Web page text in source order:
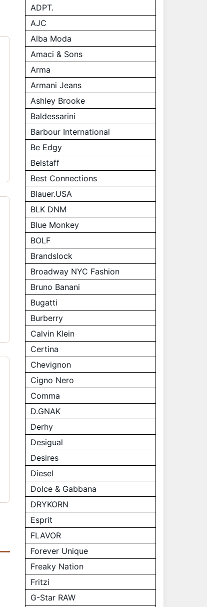
ADPT.
AJC
Alba Moda
Amaci & Sons
Arma
Armani Jeans
Ashley Brooke
Baldessarini
Barbour International
Be Edgy
Belstaff
Best Connections
Blauer.USA
BLK DNM
Blue Monkey
BOLF
Brandslock
Broadway NYC Fashion
Bruno Banani
Bugatti
Burberry
Calvin Klein
Certina
Chevignon
Cigno Nero
Comma
D.GNAK
Derhy
Desigual
Desires
Diesel
Dolce & Gabbana
DRYKORN
Esprit
FLAVOR
Forever Unique
Freaky Nation
Fritzi
G-Star RAW